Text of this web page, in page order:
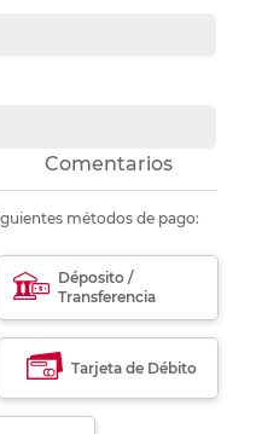
Comentarios
métodos de pago:
Déposito /
Transferencia
Tarjeta de Débito